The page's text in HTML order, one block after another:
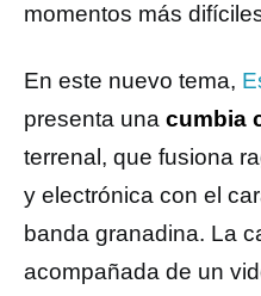
momentos más
En este nuevo tema,
presenta una cumbia
terrenal, que fusiona
y electrónica con el
banda granadina. La
acompañada de un